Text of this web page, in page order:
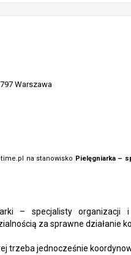
Warszawa
na stanowisko Pielęgniarka –
– specjalisty organizacji
za sprawne działanie
trzeba jednocześnie